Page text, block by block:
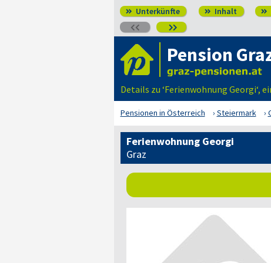
 Unterkünfte  Inhalt 
 
Pension
Details zu ‘Ferienwohnung
Pensionen in Österreich Steiermark
Ferienwohnung Georgi
Graz